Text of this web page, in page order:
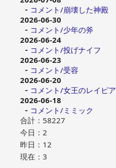
コメント/崩壊した神殿
2026-06-30
コメント/少年の斧
2026-06-24
コメント/投げナイフ
2026-06-23
コメント/受容
2026-06-20
コメント/女王のレイピア
2026-06-18
コメント/ミミック
合計：58227
今日：2
昨日：12
現在：3